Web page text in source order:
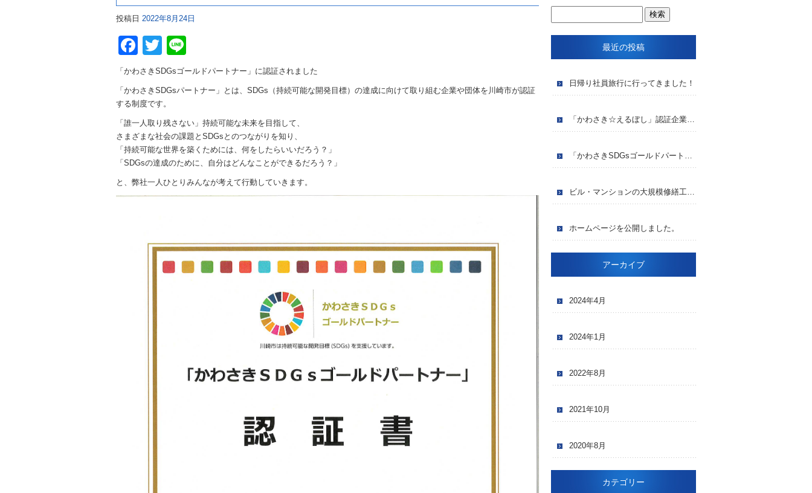
投稿日 2022年8月24日
Facebook
Twitter
「かわさきSDGsゴールドパートナー」に認証されました
「かわさきSDGsパートナー」とは、SDGs（持続可能な開発目標）の達成に向けて取り組む企業や団体を川崎市が認証
する制度です。
「誰一人取り残さない」持続可能な未来を目指して、
さまざまな社会の課題とSDGsとのつながりを知り、
「持続可能な世界を築くためには、何をしたらいいだろう？」
「SDGsの達成のために、自分はどんなことができるだろう？」
と、弊社一人ひとりみんなが考えて行動していきます。
最近の投稿
日帰り社員旅行に行ってきました！
「かわさき☆えるぼし」認証企業に認定頂きました
「かわさきSDGsゴールドパートナー」に認証されました
ビル・マンションの大規模修繕工事は株式会社クライムケーへ
ホームページを公開しました。
アーカイブ
2024年4月
2024年1月
2022年8月
2021年10月
2020年8月
カテゴリー